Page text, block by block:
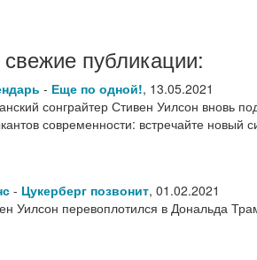
публикации:
- Еще по одной!, 13.05.2021
сонграйтер Стивен Уилсон вновь
современности: встречайте новый
- Цукерберг позвонит, 01.02.2021
Уилсон перевоплотился в Дональда